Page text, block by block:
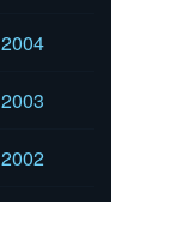
2004
2003
2002